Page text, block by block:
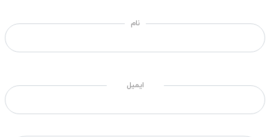
نام
ایمیل